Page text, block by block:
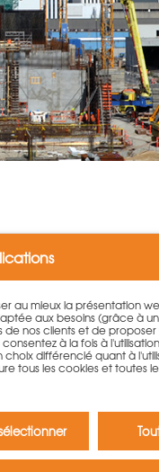
au mieux la présentation
aux besoins (grâce à
nos clients et de proposer
à la fois à
différencié quant à
tous les cookies et toutes